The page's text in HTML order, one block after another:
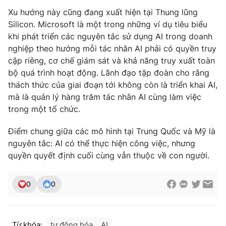
THỜI BÁO VTV
Theo dõi báo trên
Cơ quan chủ quản:
Đài Truyền hình Việt Nam
Cơ quan báo chí:Thời báo VTV
Giấy phép hoạt động báo in và báo điện tử số 483/GP-BTTTT
Tổng Biên tập:
Xu hướng này cũng đang xuất hiện tại Thung lũng
Silicon. Microsoft là một trong những ví dụ tiêu biểu
khi phát triển các nguyên tắc sử dụng AI trong doanh
nghiệp theo hướng mỗi tác nhân AI phải có quyền truy
cập riêng, cơ chế giám sát và khả năng truy xuất toàn
bộ quá trình hoạt động. Lãnh đạo tập đoàn cho rằng
thách thức của giai đoạn tới không còn là triển khai AI,
mà là quản lý hàng trăm tác nhân AI cùng làm việc
trong một tổ chức.
Điểm chung giữa các mô hình tại Trung Quốc và Mỹ là
nguyên tắc: AI có thể thực hiện công việc, nhưng
quyền quyết định cuối cùng vẫn thuộc về con người.
0 0